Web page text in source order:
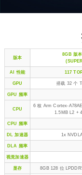
版本
8GB 版
AI 性能 117
GPU 搭载 32 个
GPU 频率
CPU
6 核 Arm Cortex-
1.5MB L2 +
CPU 频率
DL 加速器 1x
DLA 频率
视觉加速器
显存 8GB 128 位